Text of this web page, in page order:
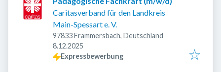
Caritasverband für den Landkreis
Main-Spessart e. V.
97833 Frammersbach, Deutschland
Veröffentlicht
8.12.2025
Expressbewerbung